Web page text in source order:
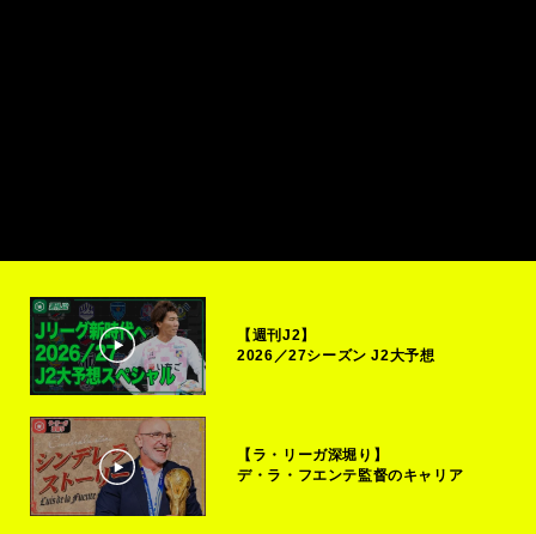
【週刊J2】
2026／27シーズン J2大予想
【ラ・リーガ深堀り】
デ・ラ・フエンテ監督のキャリア